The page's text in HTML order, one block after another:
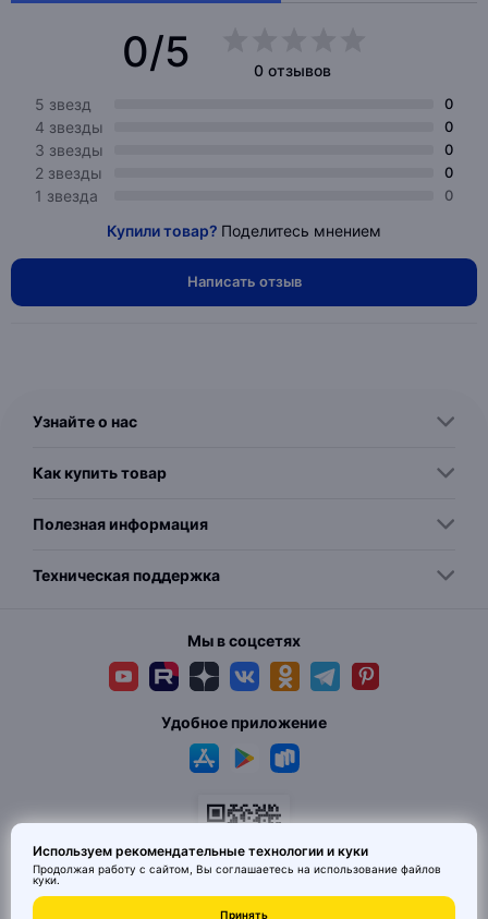
0/5
0 отзывов
5 звезд
0
4 звезды 0
3 звезды 0
2 звезды 0
1 звезда 0
Купили товар? Поделитесь мнением
Написать отзыв
Узнайте о нас
Как купить товар
Полезная информация
Техническая поддержка
Мы в соцсетях
Удобное приложение
Используем рекомендательные технологии и куки
Продолжая работу с сайтом, Вы соглашаетесь на использование файлов
куки.
Принять